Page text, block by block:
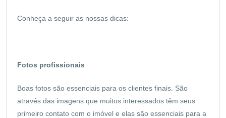
Conheça a seguir as nossas dicas:
Fotos profissionais
Boas fotos são essenciais para os clientes finais. São
através das imagens que muitos interessados têm seus
primeiro contato com o imóvel e elas são essenciais para a